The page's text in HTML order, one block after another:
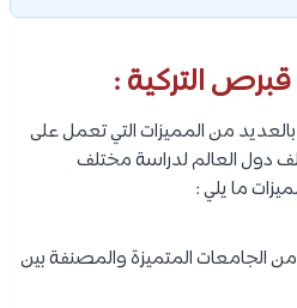
التركية :
من المميزات التي تعمل على
دول العالم لدراسة مختلف
ما يلي :
الجامعات المتميزة والمصنفة بين